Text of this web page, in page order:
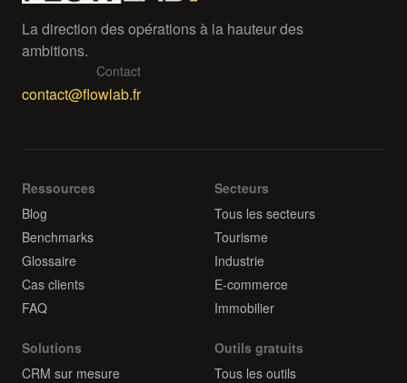
La direction des opérations à la hauteur des
ambitions.
Contact
contact@flowlab.fr
Ressources
Blog
Benchmarks
Glossaire
Cas clients
FAQ
Secteurs
Tous les secteurs
Tourisme
Industrie
E-commerce
Immobilier
Solutions
CRM sur mesure
Outils gratuits
Tous les outils